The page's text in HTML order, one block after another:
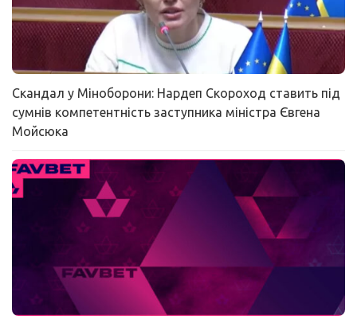
Скандал у Міноборони: Нардеп Скороход ставить під
сумнів компетентність заступника міністра Євгена
Мойсюка